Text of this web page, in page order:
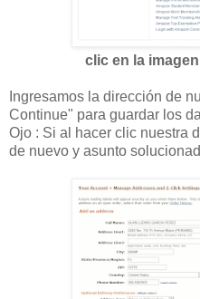
clic en la
Ingresamos la dirección de
Continue" para guardar los
Ojo : Si al hacer clic nuestra
de nuevo y asunto